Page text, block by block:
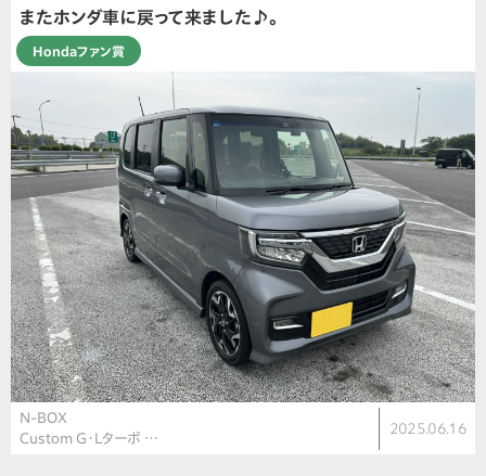
またホンダ車に戻って来ました♪。
Hondaファン賞
N-BOX
Custom G・Lターボ …
2025.06.16